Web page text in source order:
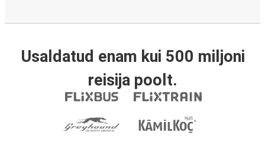
Usaldatud enam kui 500 miljoni
reisija poolt.